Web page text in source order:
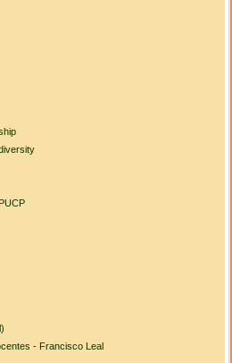
- Francisco Leal